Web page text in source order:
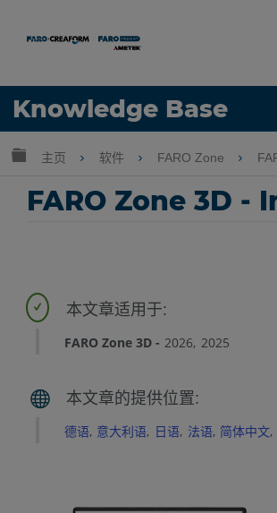
Knowledge Base
语言
扩展/隐缩全局层次
主页 软件 FARO Zone
FARO Zone 3D -
FARO Zone 3D 2026 2025
德语 意大利语 日语 法语 简体中文